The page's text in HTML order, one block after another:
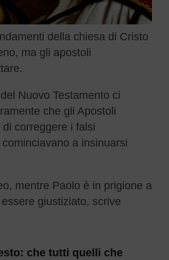
della chiesa di Cristo
ma gli apostoli
Nuovo Testamento ci
che gli Apostoli
correggere i falsi
a insinuarsi
mentre Paolo è in prigione a
giustiziato, scrive
che tutti quelli che